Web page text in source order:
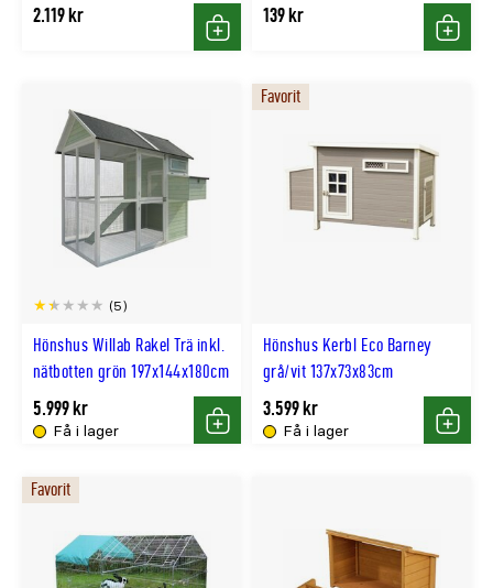
2.119 kr
Köp
139 kr
Köp
Hönshus Willab Rakel Trä inkl.
nätbotten grön 197x144x180cm
(5)
Få i lager
5.999 kr
Köp
Hönshus Kerbl Eco Barney
grå/vit 137x73x83cm
Favorit
Få i lager
3.599 kr
Köp
Favorit